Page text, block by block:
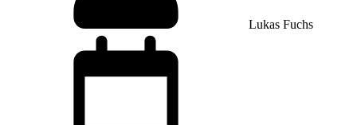
Lukas Fuchs